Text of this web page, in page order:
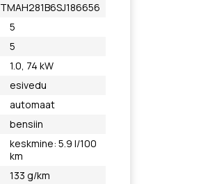
TMAH281B6SJ186656
5
5
1.0, 74 kW
esivedu
automaat
bensiin
keskmine: 5.9 l/100
km
133 g/km